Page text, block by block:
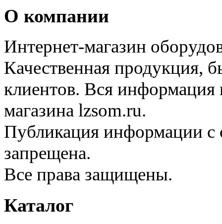
О компании
Интернет-магазин
Качественная продукция,
клиентов. Вся информация
магазина lzsom.ru.
Публикация информации с
запрещена.
Все права защищены.
Каталог